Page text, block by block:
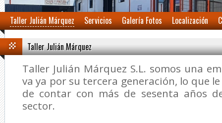
Taller Julián Márquez Servicios Galería Fotos Localización
Taller Julián Márquez
Taller Julián Márquez S.L. somos una
va ya por su tercera generación, lo que
de contar con más de sesenta años
sector.